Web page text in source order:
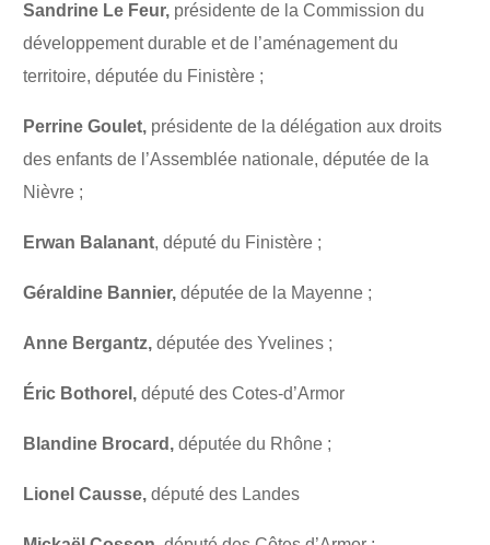
Sandrine Le Feur, présidente de la Commission du
développement durable et de l’aménagement du
territoire, députée du Finistère ;
Perrine Goulet, présidente de la délégation aux droits
des enfants de l’Assemblée nationale, députée de la
Nièvre ;
Erwan Balanant, député du Finistère ;
Géraldine Bannier, députée de la Mayenne ;
Anne Bergantz, députée des Yvelines ;
Éric Bothorel, député des Cotes-d’Armor
Blandine Brocard, députée du Rhône ;
Lionel Causse, député des Landes